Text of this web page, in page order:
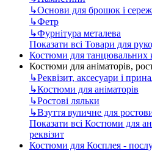
↳Основи для брошок і
↳Фетр
↳Фурнітура металева
Показати всі Товари для
Костюми для танцювальних
Костюми для аніматорів,
↳Реквізит, аксесуари і
↳Костюми для аніматорів
↳Ростові ляльки
↳Взуття вуличне для
Показати всі Костюми для
реквізит
Костюми для Косплея -